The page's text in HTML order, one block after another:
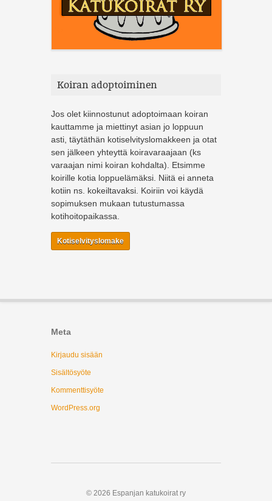
Koiran adoptoiminen
Jos olet kiinnostunut adoptoimaan koiran
kauttamme ja miettinyt asian jo loppuun
asti, täytäthän kotiselvityslomakkeen ja otat
sen jälkeen yhteyttä koiravaraajaan (ks
varaajan nimi koiran kohdalta). Etsimme
koirille kotia loppuelämäksi. Niitä ei anneta
kotiin ns. kokeiltavaksi. Koiriin voi käydä
sopimuksen mukaan tutustumassa
kotihoitopaikassa.
Kotiselvityslomake
Meta
Kirjaudu sisään
Sisältösyöte
Kommenttisyöte
WordPress.org
© 2026 Espanjan katukoirat ry